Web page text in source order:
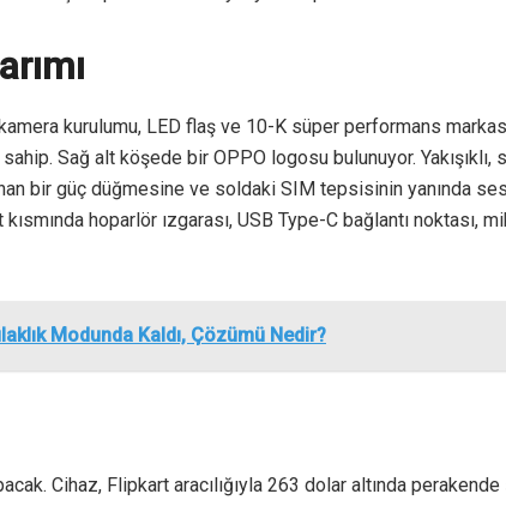
kurulumu, LED flaş ve 10-K süper performans
Sağ alt köşede bir OPPO logosu bulunuyor. Yakışıklı,
bir güç düğmesine ve soldaki SIM tepsisinin yanında
hoparlör ızgarası, USB Type-C bağlantı noktası,
Modunda Kaldı, Çözümü Nedir?
Cihaz, Flipkart aracılığıyla 263 dolar altında perakende